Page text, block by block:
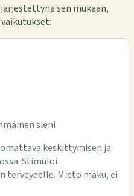
sen mukaan,
sieni
keskittymisen ja
Stimuloi
terveydelle. Mieto maku, ei